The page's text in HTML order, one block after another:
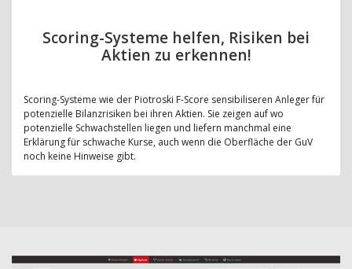
Scoring-Systeme helfen, Risiken bei
Aktien zu erkennen!
Scoring-Systeme wie der Piotroski F-Score sensibiliseren Anleger für
potenzielle Bilanzrisiken bei ihren Aktien. Sie zeigen auf wo
potenzielle Schwachstellen liegen und liefern manchmal eine
Erklärung für schwache Kurse, auch wenn die Oberfläche der GuV
noch keine Hinweise gibt.